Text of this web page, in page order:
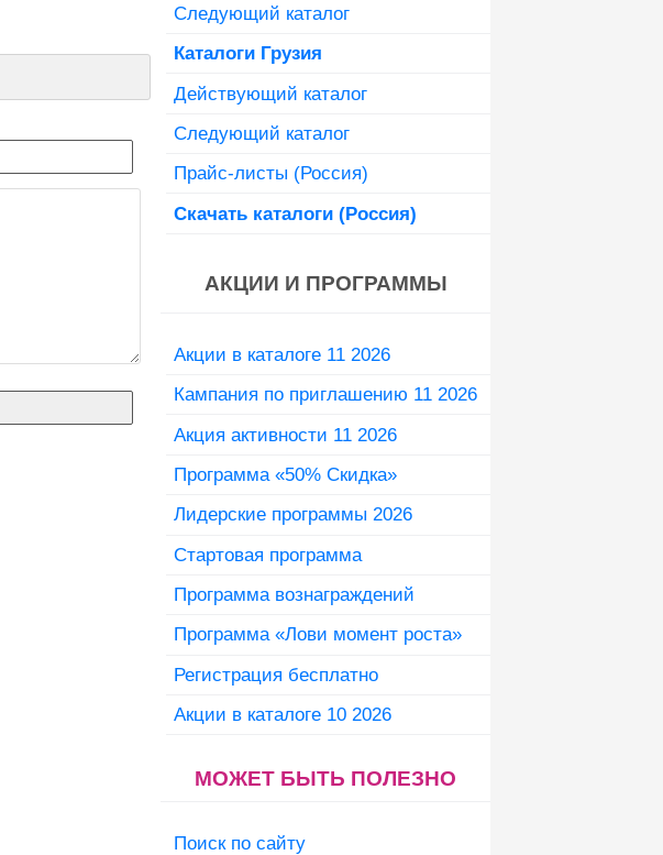
Следующий каталог
Каталоги Грузия
Действующий каталог
Следующий каталог
Прайс-листы (Россия)
Скачать каталоги (Россия)
АКЦИИ И ПРОГРАММЫ
Акции в каталоге 11 2026
Кампания по приглашению 11 2026
Акция активности 11 2026
Программа «50% Скидка»
Лидерские программы 2026
Стартовая программа
Программа вознаграждений
Программа «Лови момент роста»
Регистрация бесплатно
Акции в каталоге 10 2026
МОЖЕТ БЫТЬ ПОЛЕЗНО
Поиск по сайту